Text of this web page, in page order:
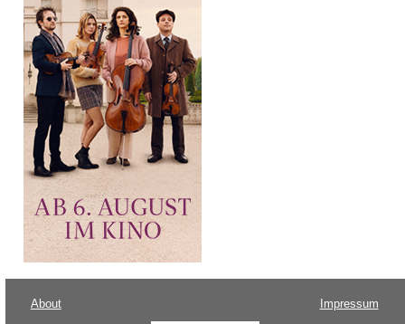
About Impressum